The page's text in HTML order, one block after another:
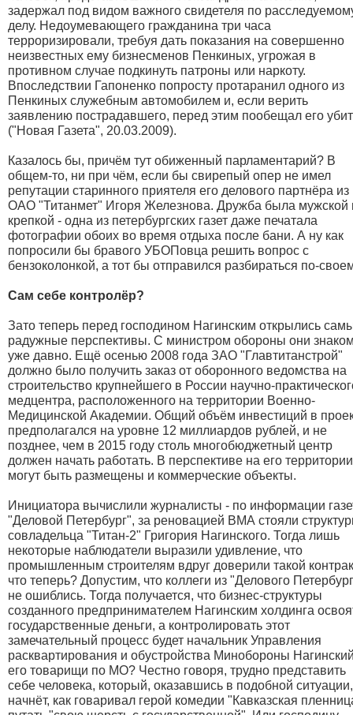
задержал под видом важного свидетеля по
делу. Недоумевающего гражданина три часа
терроризировали, требуя дать показания на совершенно
неизвестных ему бизнесменов Пенкиных, угрожая в
противном случае подкинуть патроны или наркоту.
Впоследствии Гапоненко попросту протаранил одного из
Пенкиных служебным автомобилем и, если верить
заявлению пострадавшего, перед этим пообещал его
("Новая Газета", 20.03.2009).
Казалось бы, причём тут обиженный парламентарий? В
общем-то, ни при чём, если бы свирепый опер не имел
репутации старинного приятеля его делового партнёра из
ОАО "Титанмет" Игоря Железнова. Дружба была мужской
крепкой - одна из петербургских газет даже печатала
фотографии обоих во время отдыха после бани. А ну как
попросили бы бравого УБОПовца решить вопрос с
бензоколонкой, а тот бы отправился разбираться по-
Сам себе контролёр?
Зато теперь перед господином Нагинским открылись
радужные перспективы. С министром обороны они
уже давно. Ещё осенью 2008 года ЗАО "Главтитанстрой"
должно было получить заказ от оборонного ведомства на
строительство крупнейшего в России научно-
медцентра, расположенного на территории Военно-
Медицинской Академии. Общий объём инвестиций в
предполагался на уровне 12 миллиардов рублей, и не
позднее, чем в 2015 году столь многобюджетный центр
должен начать работать. В перспективе на его территории
могут быть размещены и коммерческие объекты.
Инициатора вычислили журналисты - по информации
"Деловой Петербург", за реновацией ВМА стояли
совладельца "Титан-2" Григория Нагинского. Тогда лишь
некоторые наблюдатели выразили удивление, что
промышленным строителям вдруг доверили такой
что теперь? Допустим, что коллеги из "Делового
не ошиблись. Тогда получается, что бизнес-структуры
созданного предпринимателем Нагинским холдинга
государственные деньги, а контролировать этот
замечательный процесс будет начальник Управления
расквартирования и обустройства Минобороны
его товарищи по МО? Честно говоря, трудно представить
себе человека, который, оказавшись в подобной
начнёт, как говаривал герой комедии "Кавказская